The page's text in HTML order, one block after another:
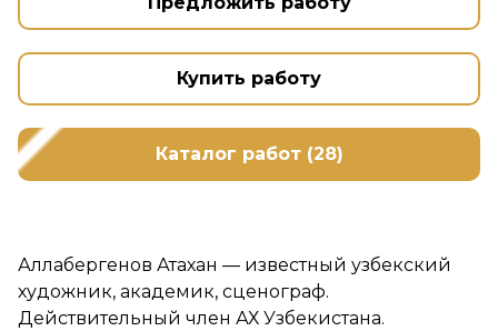
Купить работу
Каталог работ (28)
Аллабергенов Атахан — известный узбекский
художник, академик, сценограф.
Действительный член АХ Узбекистана.